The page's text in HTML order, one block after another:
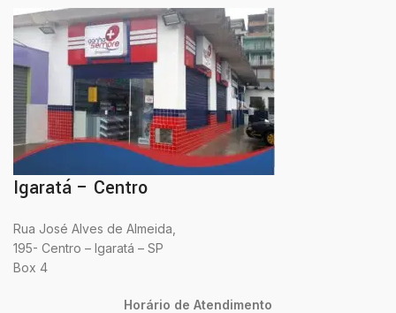
Igaratá – Centro
Rua José Alves de Almeida,
195- Centro – Igaratá – SP
Box 4
Horário de Atendimento